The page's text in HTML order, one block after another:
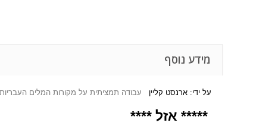
מידע נוסף
על ידי: ארנסט קליין עבודה תמציתית על מקורות המלים
***** אזל ****